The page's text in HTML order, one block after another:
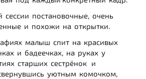
постановочные, очень
и похожи на открытки.
малыш спит на красивых
и бадеечках, на руках у
старших сестрёнок и
уютным комочком,